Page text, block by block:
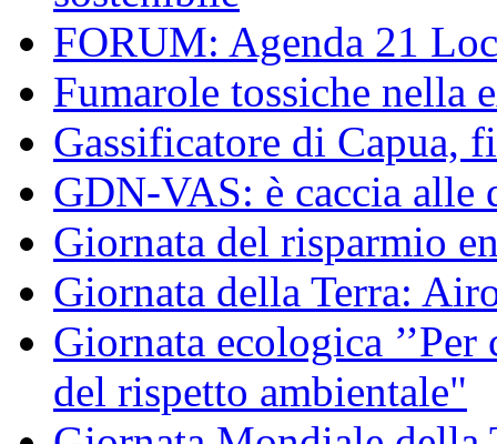
FORUM: Agenda 21
Fumarole tossiche nella
Gassificatore di Capua,
GDN-VAS: è caccia alle
Giornata del risparmio
Giornata della Terra:
Giornata ecologica
del rispetto ambientale"